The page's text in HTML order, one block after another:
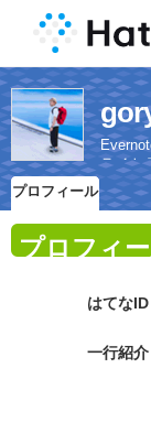
ライト
プロフィール
プロフィ
はてなID
一行紹介